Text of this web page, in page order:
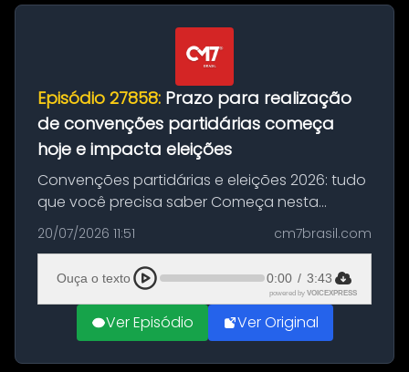
Episódio 27858: Prazo para realização
de convenções partidárias começa
hoje e impacta eleições
Convenções partidárias e eleições 2026: tudo
que você precisa saber Começa nesta
segunda-feira e vai até 5 de agosto o prazo
para que partidos políticos e federações
partidárias realizem suas convençõ...
20/07/2026 11:51 cm7brasil.com
Ouça o texto 0:00 / 3:43
powered by VOICEXPRESS
Ver Episódio Ver Original